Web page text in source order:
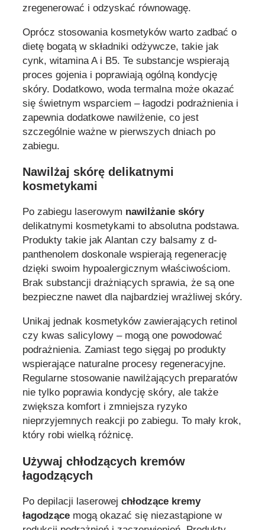
zregenerować i odzyskać równowagę.
Oprócz stosowania kosmetyków warto zadbać o
dietę bogatą w składniki odżywcze, takie jak
cynk, witamina A i B5. Te substancje wspierają
proces gojenia i poprawiają ogólną kondycję
skóry. Dodatkowo, woda termalna może okazać
się świetnym wsparciem – łagodzi podrażnienia i
zapewnia dodatkowe nawilżenie, co jest
szczególnie ważne w pierwszych dniach po
zabiegu.
Nawilżaj skórę delikatnymi
kosmetykami
Po zabiegu laserowym nawilżanie skóry
delikatnymi kosmetykami to absolutna podstawa.
Produkty takie jak Alantan czy balsamy z d-
panthenolem doskonale wspierają regenerację
dzięki swoim hypoalergicznym właściwościom.
Brak substancji drażniących sprawia, że są one
bezpieczne nawet dla najbardziej wrażliwej skóry.
Unikaj jednak kosmetyków zawierających retinol
czy kwas salicylowy – mogą one powodować
podrażnienia. Zamiast tego sięgaj po produkty
wspierające naturalne procesy regeneracyjne.
Regularne stosowanie nawilżających preparatów
nie tylko poprawia kondycję skóry, ale także
zwiększa komfort i zmniejsza ryzyko
nieprzyjemnych reakcji po zabiegu. To mały krok,
który robi wielką różnicę.
Używaj chłodzących kremów
łagodzących
Po depilacji laserowej chłodzące kremy
łagodzące mogą okazać się niezastąpione w